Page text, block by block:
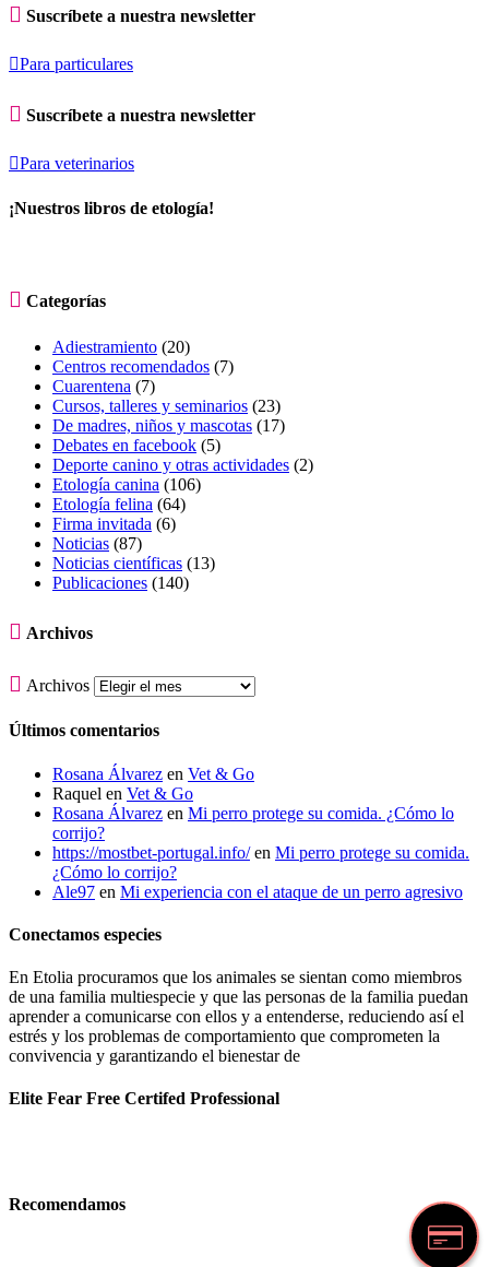
 Suscríbete a nuestra newsletter
Para particulares
 Suscríbete a nuestra newsletter
Para veterinarios
¡Nuestros libros de etología!
 Categorías
Adiestramiento (20)
Centros recomendados (7)
Cuarentena (7)
Cursos, talleres y seminarios (23)
De madres, niños y mascotas (17)
Debates en facebook (5)
Deporte canino y otras actividades (2)
Etología canina (106)
Etología felina (64)
Firma invitada (6)
Noticias (87)
Noticias científicas (13)
Publicaciones (140)
 Archivos
 Archivos
Últimos comentarios
Rosana Álvarez en Vet & Go
Raquel en Vet & Go
Rosana Álvarez en Mi perro protege su comida. ¿Cómo lo
corrijo?
https://mostbet-portugal.info/en Mi perro protege su comida.
¿Cómo lo corrijo?
Ale97 en Mi experiencia con el ataque de un perro agresivo
Conectamos especies
En Etolia procuramos que los animales se sientan como miembros
de una familia multiespecie y que las personas de la familia puedan
aprender a comunicarse con ellos y a entenderse, reduciendo así el
estrés y los problemas de comportamiento que comprometen la
convivencia y garantizando el bienestar de
Elite Fear Free Certifed Professional
Recomendamos